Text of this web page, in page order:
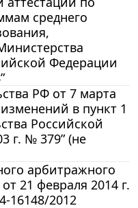
среднего
Федерации
РФ от 7 марта
в пункт 1
Российской
г. № 379” (не
арбитражного
21 февраля 2014 г.
16148/2012